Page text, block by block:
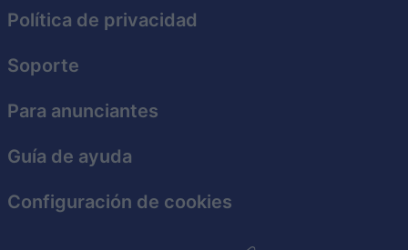
Política de privacidad
Soporte
Para anunciantes
Guía de ayuda
Configuración de cookies